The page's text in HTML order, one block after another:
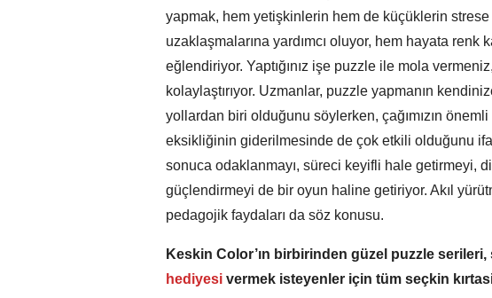
yapmak, hem yetişkinlerin hem de küçüklerin
uzaklaşmalarına yardımcı oluyor, hem hayata renk
eğlendiriyor. Yaptığınız işe puzzle ile mola
kolaylaştırıyor. Uzmanlar, puzzle yapmanın
yollardan biri olduğunu söylerken, çağımızın
eksikliğinin giderilmesinde de çok etkili olduğunu
sonuca odaklanmayı, süreci keyifli hale getirmeyi,
güçlendirmeyi de bir oyun haline getiriyor. Akıl
pedagojik faydaları da söz konusu.
Keskin Color’ın birbirinden güzel puzzle
hediyesi vermek isteyenler için tüm seçkin